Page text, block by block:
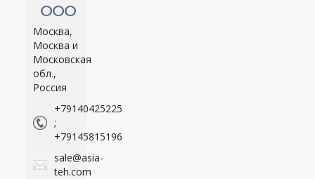
ООО
Москва,
Москва и
Московская
обл.,
Россия
+79140425225
;
+79145815196
sale@asia-
teh.com